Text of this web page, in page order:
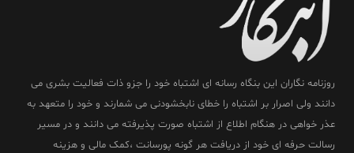
روزنامه نگاران این بنگاه رسانه ای اشتباه خود را جزو ذات فعالیت بشری می
دانند ولی اصرار بر اشتباه را خطای نابخشودنی می شمارند و خود را متعهد به
عذر خواهی در هنگام اطلاع از اشتباه صورت پذیرفته می دانند و در مسیر
رسالت حرفه ای خود از دریافت هر گونه پورسانت ،کمک مالی و هزینه